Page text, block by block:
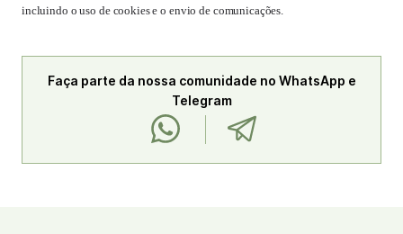
incluindo o uso de cookies e o envio de comunicações.
Faça parte da nossa comunidade no WhatsApp e
Telegram